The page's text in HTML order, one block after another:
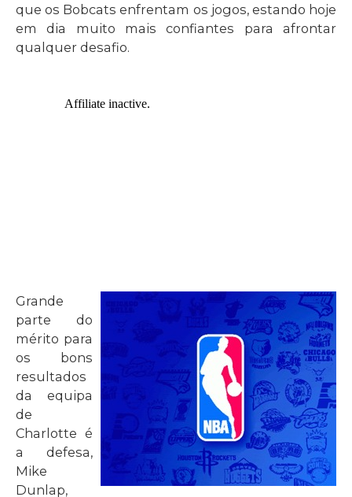
que os Bobcats enfrentam os jogos, estando hoje
em dia muito mais confiantes para afrontar
qualquer desafio.
Grande
parte do
mérito para
os bons
resultados
da equipa
de
Charlotte é
a defesa,
Mike
Dunlap,